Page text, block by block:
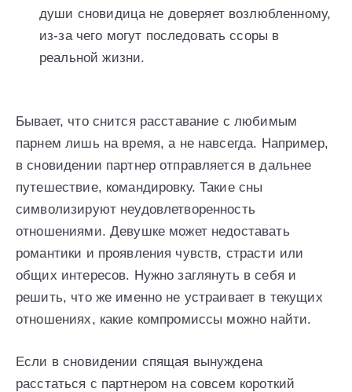
души сновидица не доверяет возлюбленному,
из-за чего могут последовать ссоры в
реальной жизни.
Бывает, что снится расставание с любимым
парнем лишь на время, а не навсегда. Например,
в сновидении партнер отправляется в дальнее
путешествие, командировку. Такие сны
символизируют неудовлетворенность
отношениями. Девушке может недоставать
романтики и проявления чувств, страсти или
общих интересов. Нужно заглянуть в себя и
решить, что же именно не устраивает в текущих
отношениях, какие компромиссы можно найти.
Если в сновидении спящая вынуждена
расстаться с партнером на совсем короткий